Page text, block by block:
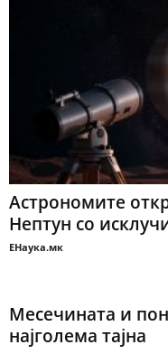
Астрономите
Нептун со
ЕНаука.мк
Месечината и
најголема тајна